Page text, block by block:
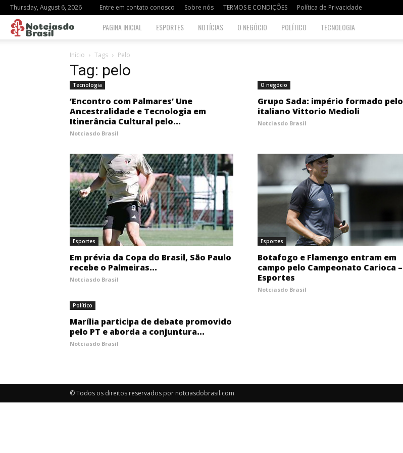
Thursday, August 6, 2026 Entre em contato conosco Sobre nós TERMOS E CONDIÇÕES Política de Privacidade
Notciasdo
Brasil
PAGINA INICIAL ESPORTES NOTÍCIAS O NEGÓCIO POLÍTICO TECNOLOGIA
Início Tags Pelo
Tag: pelo
Tecnologia
‘Encontro com Palmares’ Une
Ancestralidade e Tecnologia em
Itinerância Cultural pelo...
Notciasdo Brasil
O negócio
Grupo Sada: império formado pelo
italiano Vittorio Medioli
Notciasdo Brasil
Esportes
Em prévia da Copa do Brasil, São Paulo
recebe o Palmeiras...
Notciasdo Brasil
Esportes
Botafogo e Flamengo entram em
campo pelo Campeonato Carioca –
Esportes
Notciasdo Brasil
Político
Marília participa de debate promovido
pelo PT e aborda a conjuntura...
Notciasdo Brasil
© Todos os direitos reservados por notciasdobrasil.com